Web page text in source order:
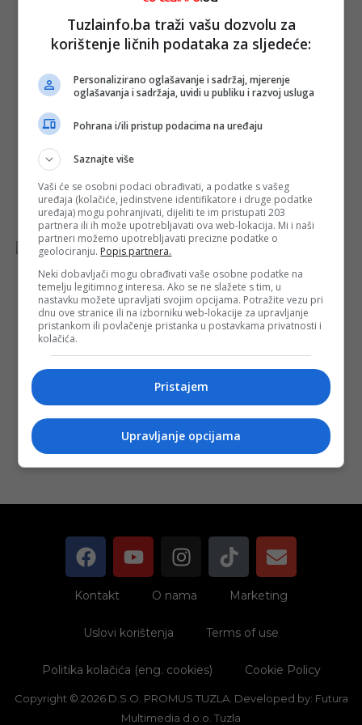
Veterinarska
stanica Tuzla:
bruceloze i
svinjske kuge
meso se mora
više
kontrolisati
Objavljeno:
14. 07.
2023.
Opširnije
Na farmi u RS-
u se pojavila
svinjska kuga
Objavljeno:23. 06.
Opširnije
Kontakt O nama Marketing
Uslovi korištenja Terms of use
Politika kolačića (eng. cookies) Cookie Policy
Copyright © 2026 D.S.O. PROMUS TUZLA. Developed by: Futura
Multimedia d.o.o. Tuzla
Tuzlainfo.ba traži vašu dozvolu za
korištenje ličnih podataka za sljedeće:
Personalizirano oglašavanje i sadržaj, mjerenje
oglašavanja i sadržaja, uvidi u publiku i razvoj usluga
Pohrana i/ili pristup podacima na uređaju
Saznajte više
Vaši će se osobni podaci obrađivati, a podatke s vašeg
uređaja (kolačiće, jedinstvene identifikatore i druge podatke
uređaja) mogu pohranjivati, dijeliti te im pristupati 203
partnera ili ih može upotrebljavati ova web-lokacija. Mi i naši
partneri možemo upotrebljavati precizne podatke o
geolociranju. Popis partnera.
Neki dobavljači mogu obrađivati vaše osobne podatke na
temelju legitimnog interesa. Ako se ne slažete s tim, u
nastavku možete upravljati svojim opcijama. Potražite vezu pri
dnu ove stranice ili na izborniku web-lokacije za upravljanje
pristankom ili povlačenje pristanka u postavkama privatnosti i
kolačića.
Pristajem
Upravljanje opcijama